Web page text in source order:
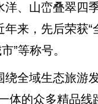
洋、山峦叠翠四
来，先后荣获
”等称号。
域生态旅游发
体的众多精品